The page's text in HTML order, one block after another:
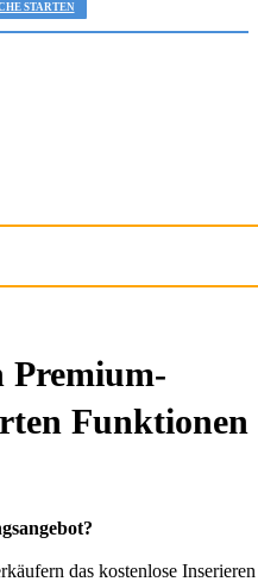
STARTEN
Premium-
Funktionen
das kostenlose Inserieren